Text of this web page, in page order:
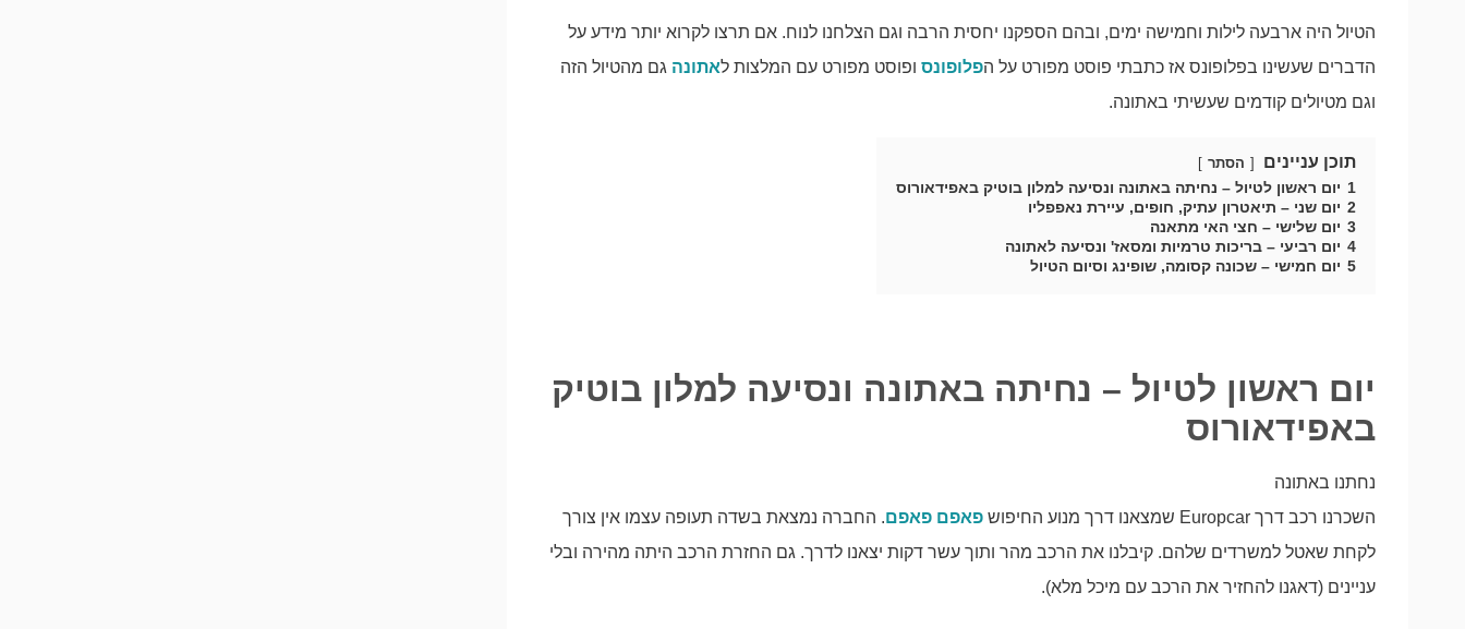
הטיול היה ארבעה לילות וחמישה ימים, ובהם הספקנו יחסית הרבה וגם הצלחנו לנוח. אם תרצו לקרוא יותר מידע על
הדברים שעשינו בפלופונס אז כתבתי פוסט מפורט על הפלופונס ופוסט מפורט עם המלצות לאתונה גם מהטיול הזה
וגם מטיולים קודמים שעשיתי באתונה.
תוכן עניינים הסתר
1 יום ראשון לטיול – נחיתה באתונה ונסיעה למלון בוטיק באפידאורוס
2 יום שני – תיאטרון עתיק, חופים, עיירת נאפפליו
3 יום שלישי – חצי האי מתאנה
4 יום רביעי – בריכות טרמיות ומסאז' ונסיעה לאתונה
5 יום חמישי – שכונה קסומה, שופינג וסיום הטיול
יום ראשון לטיול – נחיתה באתונה ונסיעה למלון בוטיק
באפידאורוס
נחתנו באתונה
השכרנו רכב דרך Europcar שמצאנו דרך מנוע החיפוש
פאפם פאפם. החברה נמצאת בשדה תעופה עצמו אין צורך
לקחת שאטל למשרדים שלהם. קיבלנו את הרכב מהר ותוך עשר דקות יצאנו לדרך. גם החזרת הרכב היתה מהירה ובלי
עניינים (דאגנו להחזיר את הרכב עם מיכל מלא).